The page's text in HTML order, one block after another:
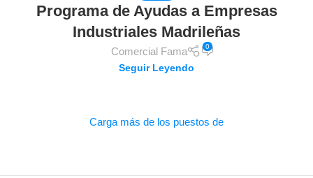
Programa de Ayudas a Empresas
Industriales Madrileñas
Comercial Fama 0
Seguir Leyendo
Carga más de los puestos de